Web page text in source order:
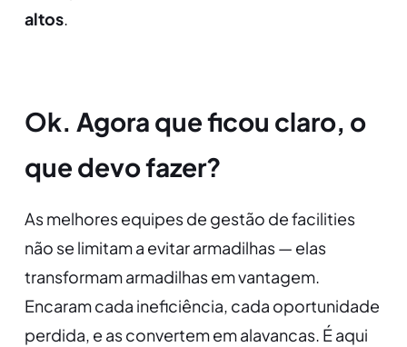
altos.
Ok. Agora que ficou claro, o
que devo fazer?
As melhores equipes de gestão de facilities
não se limitam a evitar armadilhas — elas
transformam armadilhas em vantagem.
Encaram cada ineficiência, cada oportunidade
perdida, e as convertem em alavancas. É aqui